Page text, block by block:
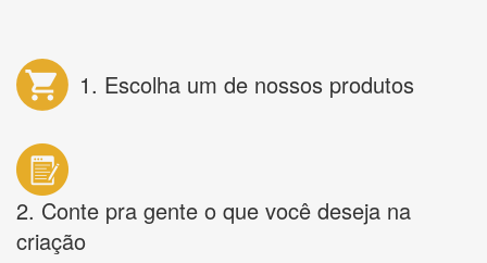
1. Escolha um de nossos produtos
2. Conte pra gente o que você deseja na
criação